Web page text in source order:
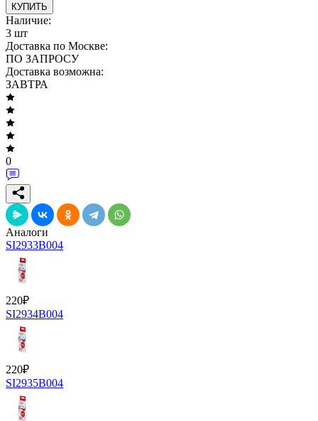
КУПИТЬ
Наличие:
3 шт
Доставка по Москве:
ПО ЗАПРОСУ
Доставка возможна:
ЗАВТРА
0
Аналоги
SI2933B004
220₽
SI2934B004
220₽
SI2935B004